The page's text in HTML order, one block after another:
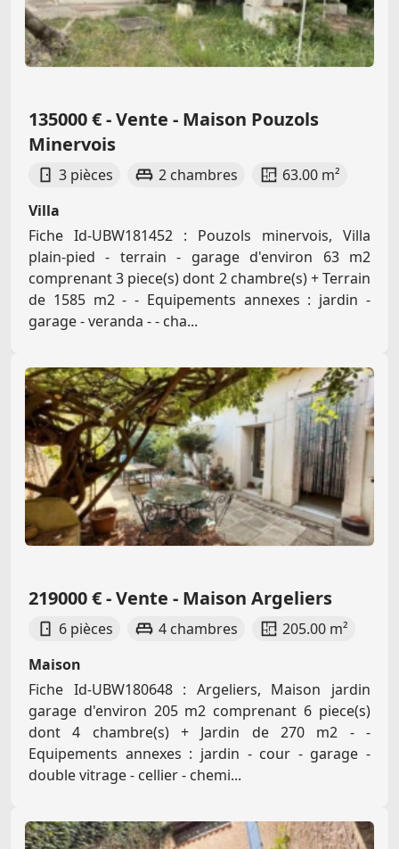
135000 € - Vente - Maison Pouzols
Minervois
3 pièces 2 chambres
63.00 m²
Villa
Fiche Id-UBW181452 : Pouzols minervois, Villa
plain-pied - terrain - garage d'environ 63 m2
comprenant 3 piece(s) dont 2 chambre(s) + Terrain
de 1585 m2 - - Equipements annexes : jardin -
garage - veranda - - cha...
219000 € - Vente - Maison Argeliers
6 pièces 4 chambres
205.00 m²
Maison
Fiche Id-UBW180648 : Argeliers, Maison jardin
garage d'environ 205 m2 comprenant 6 piece(s)
dont 4 chambre(s) + Jardin de 270 m2 - -
Equipements annexes : jardin - cour - garage -
double vitrage - cellier - chemi...